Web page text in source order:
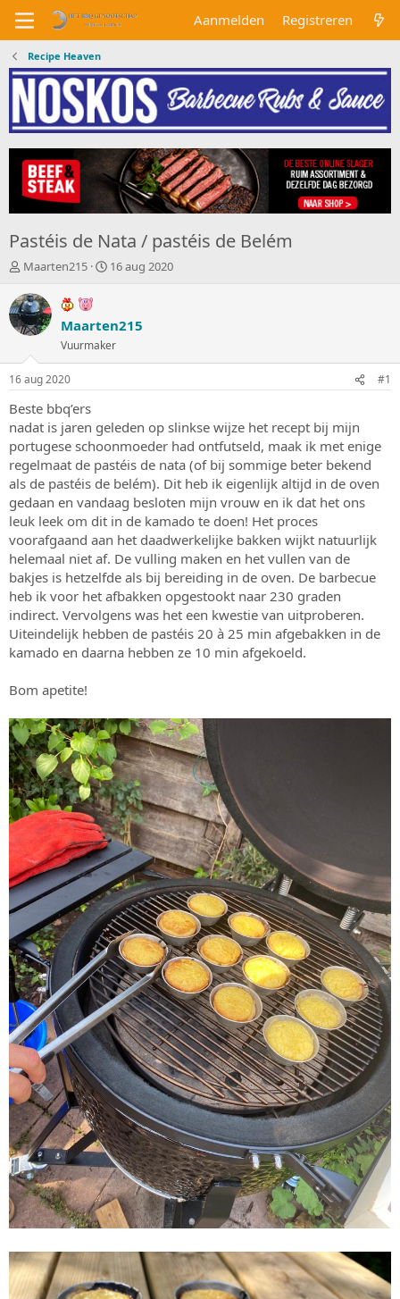
Aanmelden Registreren
Recipe Heaven
Pastéis de Nata / pastéis de Belém
O
d
e
r
e
r
p
s
t
a
t
e
r
Maarten215
S
t
d
a
u
16 aug 2020
Maarten215
Vuurmaker
16 aug 2020 #1
Beste bbq’ers
nadat is jaren geleden op slinkse wijze het recept bij mijn
portugese schoonmoeder had ontfutseld, maak ik met enige
regelmaat de pastéis de nata (of bij sommige beter bekend
als de pastéis de belém). Dit heb ik eigenlijk altijd in de oven
gedaan en vandaag besloten mijn vrouw en ik dat het ons
leuk leek om dit in de kamado te doen! Het proces
voorafgaand aan het daadwerkelijke bakken wijkt natuurlijk
helemaal niet af. De vulling maken en het vullen van de
bakjes is hetzelfde als bij bereiding in de oven. De barbecue
heb ik voor het afbakken opgestookt naar 230 graden
indirect. Vervolgens was het een kwestie van uitproberen.
Uiteindelijk hebben de pastéis 20 à 25 min afgebakken in de
kamado en daarna hebben ze 10 min afgekoeld.
Bom apetite!